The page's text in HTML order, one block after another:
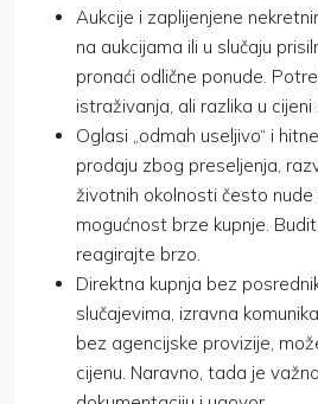
Aukcije i zaplijenjene
na aukcijama ili u slučaju
pronaći odlične ponude.
istraživanja, ali razlika u cijeni
Oglasi „odmah useljivo“ i
prodaju zbog preseljenja,
životnih okolnosti često nude
mogućnost brze kupnje.
reagirajte brzo.
Direktna kupnja bez
slučajevima, izravna
bez agencijske provizije,
cijenu. Naravno, tada je